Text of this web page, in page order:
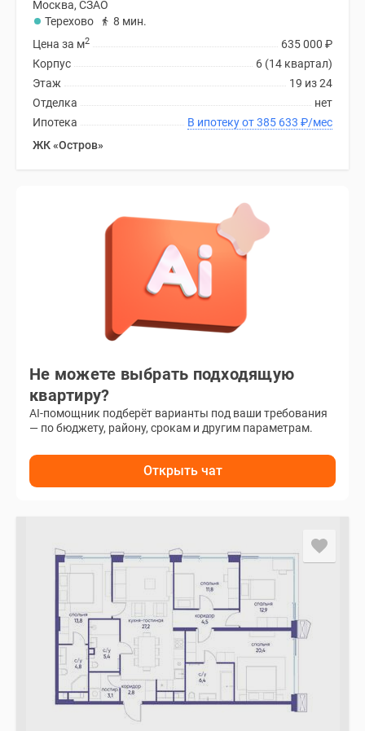
Москва, СЗАО
Терехово
8 мин.
635 000 ₽
Цена за м2
6 (14 квартал)
Корпус
19 из 24
Этаж
нет
Отделка
В ипотеку от 385 633 ₽/мес
Ипотека
ЖК «Остров»
Не можете выбрать подходящую
квартиру?
AI-помощник подберёт варианты под ваши требования
— по бюджету, району, срокам и другим параметрам.
Открыть чат